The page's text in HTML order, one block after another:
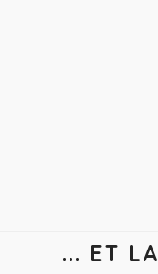
... ET